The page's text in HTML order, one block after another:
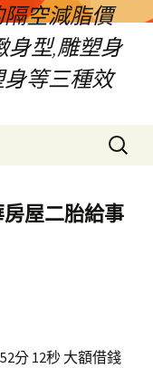
空減脂價
身型,雕塑身
等三種效
搜
尋
鍵
字:
屋二胎給事
分 12秒 大額借錢